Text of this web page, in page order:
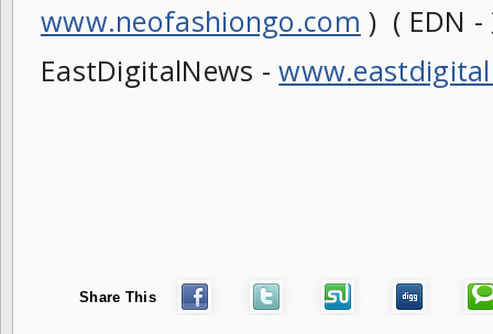
www.neofashiongo.com ) ( EDN -
EastDigitalNews -
Share This